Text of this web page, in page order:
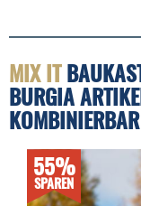
MIX IT
BURGIA
KOMBINIERBAR
55%
SPAREN